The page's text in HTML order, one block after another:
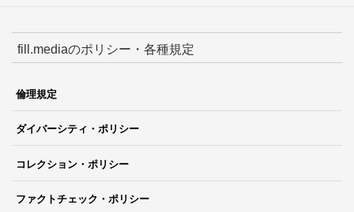
fill.mediaのポリシー・各種規定
倫理規定
ダイバーシティ・ポリシー
コレクション・ポリシー
ファクトチェック・ポリシー